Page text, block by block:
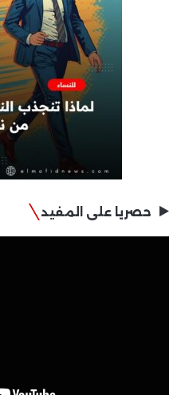
حصريا على المفيد